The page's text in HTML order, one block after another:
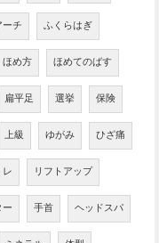
ーチ ふくらはぎ
ほめ方 ほめてのばす
扁平足 選挙 保険
上級 ゆがみ ひざ痛
リフトアップ
手首 ヘッドスパ